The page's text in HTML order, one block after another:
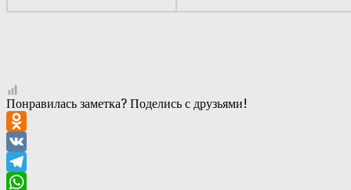
Понравилась заметка? Поделись с друзьями!
Odnoklassniki
VK
Telegram